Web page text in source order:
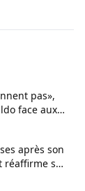
pas»,
face aux
après son
son